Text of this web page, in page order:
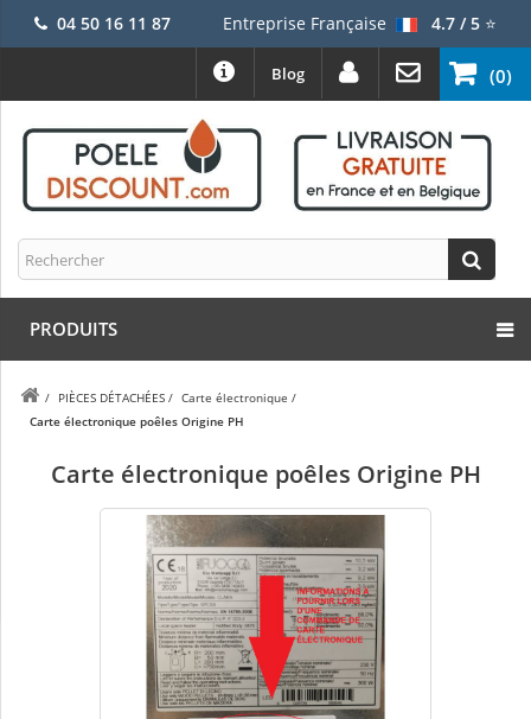
04 50 16 11 87 Entreprise Française 4.7 / 5⭐
(0)
Blog
PRODUITS
/ PIÈCES DÉTACHÉES / Carte électronique /
Carte électronique poêles Origine PH
Carte électronique poêles Origine PH